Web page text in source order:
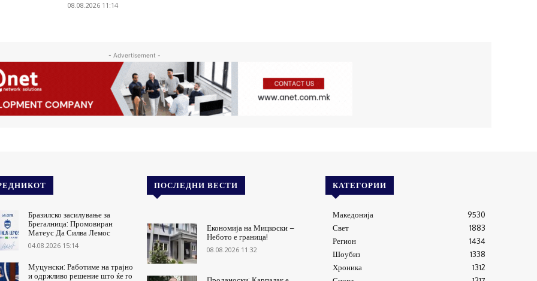
08.08.2026 11:14
- Advertisement -
Бразилско засилување за
Брегалница: Промовиран
Матеус Да Силва Лемос
04.08.2026 15:14
Муцунски: Работиме на трајно
и одржливо решение што ќе го
ПОСЛЕДНИ ВЕСТИ
Економија на Мицкоски –
Небото е граница!
08.08.2026 11:32
КАТЕГОРИИ
Македонија
9530
Свет
1883
Регион
1434
Шоубиз
1338
Хроника
1312